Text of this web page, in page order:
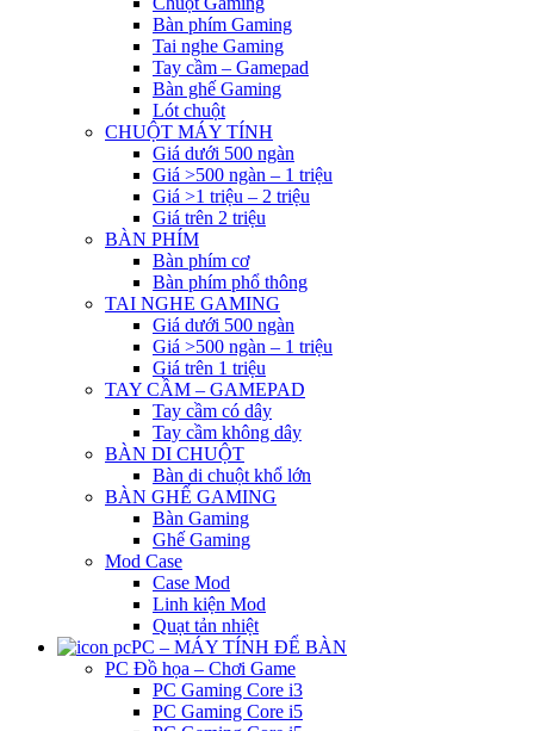
Bàn phím Gaming
Tai nghe Gaming
Tay cầm – Gamepad
Bàn ghế Gaming
Lót chuột
CHUỘT MÁY TÍNH
Giá dưới 500 ngàn
Giá >500 ngàn – 1 triệu
Giá >1 triệu – 2 triệu
Giá trên 2 triệu
BÀN PHÍM
Bàn phím cơ
Bàn phím phổ thông
TAI NGHE GAMING
Giá dưới 500 ngàn
Giá >500 ngàn – 1 triệu
Giá trên 1 triệu
TAY CẦM – GAMEPAD
Tay cầm có dây
Tay cầm không dây
BÀN DI CHUỘT
Bàn di chuột khổ lớn
BÀN GHẾ GAMING
Bàn Gaming
Ghế Gaming
Mod Case
Case Mod
Linh kiện Mod
Quạt tản nhiệt
PC – MÁY TÍNH ĐỂ BÀN
PC Đồ họa – Chơi Game
PC Gaming Core i3
PC Gaming Core i5